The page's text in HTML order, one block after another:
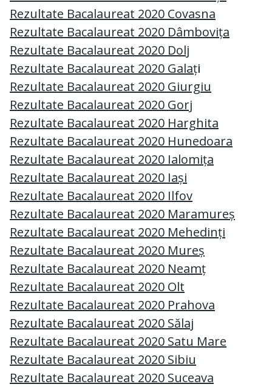
Rezultate Bacalaureat 2020 Covasna
Rezultate Bacalaureat 2020 Dâmbovița
Rezultate Bacalaureat 2020 Dolj
Rezultate Bacalaureat 2020 Galați
Rezultate Bacalaureat 2020 Giurgiu
Rezultate Bacalaureat 2020 Gorj
Rezultate Bacalaureat 2020 Harghita
Rezultate Bacalaureat 2020 Hunedoara
Rezultate Bacalaureat 2020 Ialomița
Rezultate Bacalaureat 2020 Iași
Rezultate Bacalaureat 2020 Ilfov
Rezultate Bacalaureat 2020 Maramureș
Rezultate Bacalaureat 2020 Mehedinți
Rezultate Bacalaureat 2020 Mureș
Rezultate Bacalaureat 2020 Neamț
Rezultate Bacalaureat 2020 Olt
Rezultate Bacalaureat 2020 Prahova
Rezultate Bacalaureat 2020 Sălaj
Rezultate Bacalaureat 2020 Satu Mare
Rezultate Bacalaureat 2020 Sibiu
Rezultate Bacalaureat 2020 Suceava